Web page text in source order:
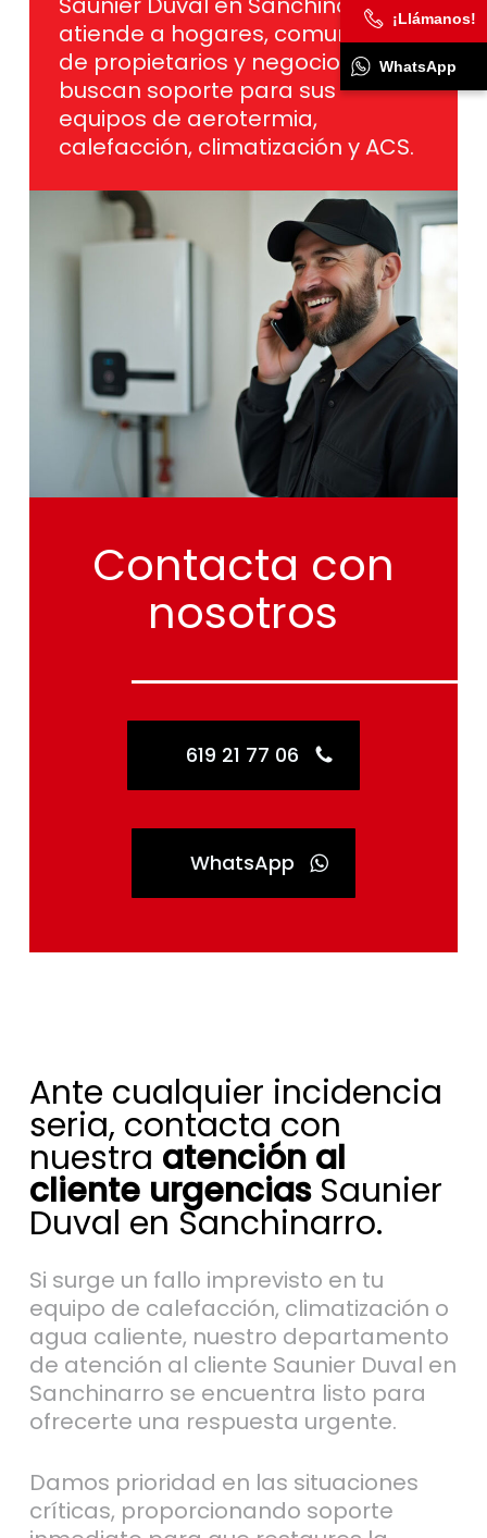
atiende a hogares, comunidades
de propietarios y negocios que
buscan soporte para sus
equipos de aerotermia,
calefacción, climatización y ACS.
Contacta con
nosotros
619 21 77 06
WhatsApp
Ante cualquier incidencia
seria, contacta con
nuestra atención al
cliente urgenciasSaunier
Duval en Sanchinarro.
Si surge un fallo imprevisto en tu
equipo de calefacción, climatización o
agua caliente, nuestro departamento
de atención al cliente Saunier Duval en
Sanchinarro se encuentra listo para
ofrecerte una respuesta urgente.
Damos prioridad en las situaciones
críticas, proporcionando soporte
¡Llámanos!
WhatsApp